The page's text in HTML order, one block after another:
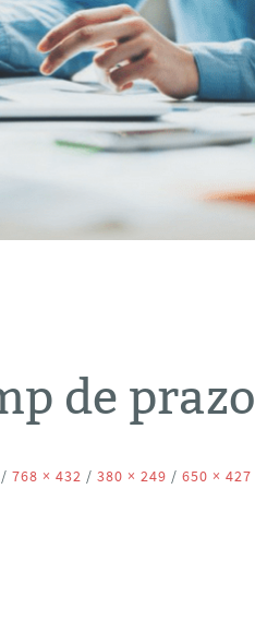
de prazo
/ 768 × 432 / 380 × 249 / 650 × 427